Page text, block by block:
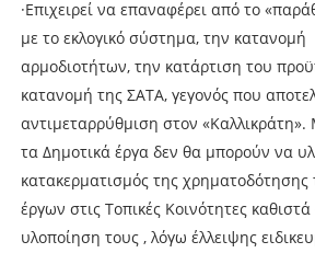
·Επιχειρεί να επαναφέρει από το
με το εκλογικό σύστημα, την κατανομή
αρμοδιοτήτων, την κατάρτιση του
κατανομή της ΣΑΤΑ, γεγονός που
αντιμεταρρύθμιση στον
τα Δημοτικά έργα δεν θα μπορούν να
κατακερματισμός της
έργων στις Τοπικές Κοινότητες
υλοποίηση τους , λόγω έλλειψης